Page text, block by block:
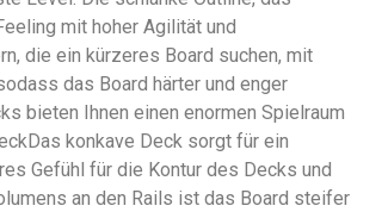
mit hoher Agilität und
die ein kürzeres Board suchen, mit
das Board härter und enger
bieten Ihnen einen enormen Spielraum
konkave Deck sorgt für ein
Gefühl für die Kontur des Decks und
an den Rails ist das Board steifer